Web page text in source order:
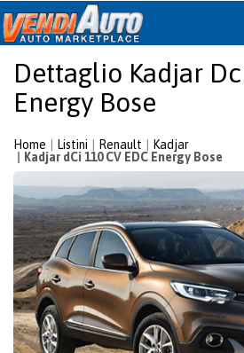
Dettaglio Kadjar
Energy Bose
Home Listini Renault
Kadjar
Kadjar dCi 110 CV EDC Energy Bose